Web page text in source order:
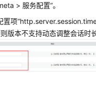
> 服务配置”。
置项
版本不支持动态调整会话时长